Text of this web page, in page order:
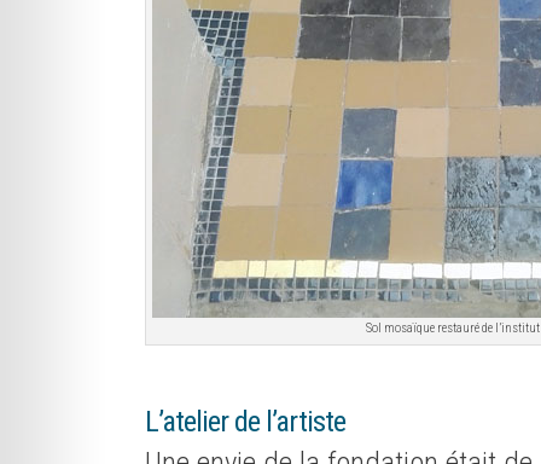
Sol mosaïque restauré de
L’atelierde l’artiste